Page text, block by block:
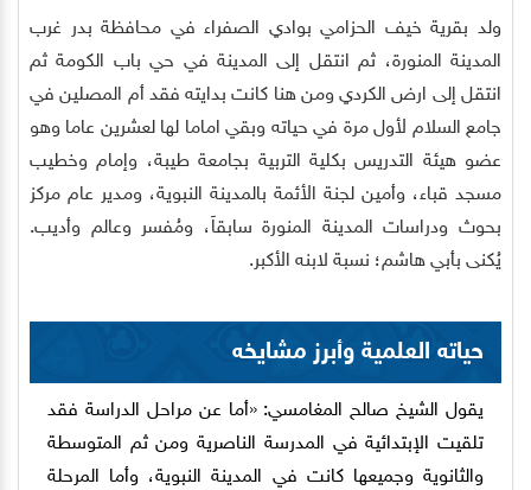
ولد بقرية خيف الحزامي بوادي الصفراء في محافظة بدر غرب
المدينة المنورة، ثم انتقل إلى المدينة في حي باب الكومة ثم
انتقل إلى ارض الكردي ومن هنا كانت بدايته فقد أم المصلين في
جامع السلام لأول مرة في حياته وبقي اماما لها لعشرين عاما وهو
عضو هيئة التدريس بكلية التربية بجامعة طيبة، وإمام وخطيب
مسجد قباء، وأمين لجنة الأئمة بالمدينة النبوية، ومدير عام مركز
بحوث ودراسات المدينة المنورة سابقاَ، ومُفسر وعالم وأديب.
يُكنى بأبي هاشم؛ نسبة لابنه الأكبر.
حياته العلمية وأبرز مشايخه
يقول الشيخ صالح المغامسي: «أما عن مراحل الدراسة فقد
تلقيت الإبتدائية في المدرسة الناصرية ومن ثم المتوسطة
والثانوية وجميعها كانت في المدينة النبوية، وأما المرحلة